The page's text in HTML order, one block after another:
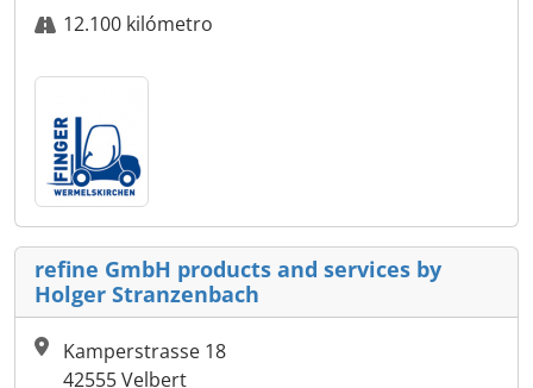
12.100 kilómetro
refine GmbH products and services by
Holger Stranzenbach
Kamperstrasse 18
42555 Velbert